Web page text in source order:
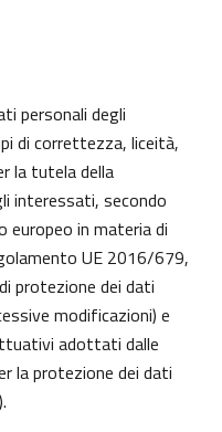
personali degli
di correttezza, liceità,
la tutela della
interessati, secondo
europeo in materia di
UE 2016/679,
protezione dei dati
modificazioni) e
adottati dalle
la protezione dei dati
).